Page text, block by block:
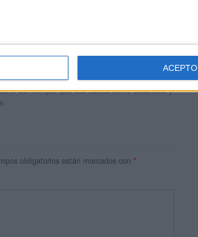
ACEPTO
personal de dos profesores Ginés y
de los contenidos que encontramos
del tiempo, que sus tareas como docentes, y
obligatorios están marcados con *